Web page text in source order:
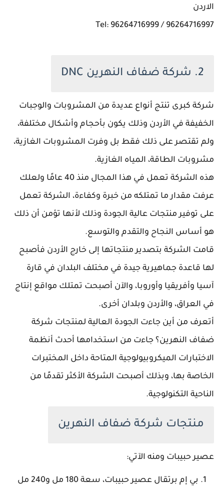
الاردن
Tel: 96264716999 / 96264716997
2. شركة ضفاف النهرين DNC
شركة كبرى تنتج أنواع عديدة من المشروبات والوجبات
الخفيفة في الأردن وذلك يكون بأحجام وأشكال مختلفة،
ولم تقتصر على ذلك فقط بل وفرت المشروبات الغازية،
مشروبات الطاقة، المياه الغازية.
هذه الشركة تعمل في هذا المجال منذ 40 عامًا ولعلك
عرفت مقدار ما تمتلكه من خبرة وكفاءة، الشركة تعمل
على توفير منتجات عالية الجودة وذلك لأنها تؤمن أن ذلك
هو أساس النجاح والتقدم والتوسع.
قامت الشركة بتصدير منتجاتها إلى خارج الأردن فأصبح
لها قاعدة جماهيرية جيدة في مختلف البلدان في قارة
آسيا وأفريقيا وأوروبا، والآن أصبحت تمتلك مواقع إنتاج
في العراق، والأردن وبلدان أخرى.
أتعرف من أين جاءت الجودة العالية لمنتجات شركة
ضفاف النهرين؟ جاءت من استخدامها أحدث أنظمة
الاختبارات الميكروبيولوجية المتاحة داخل المختبرات
الخاصة بها، وبذلك أصبحت الشركة الأكثر تقدمًا من
الناحية التكنولوجية.
منتجات شركة ضفاف النهرين
عصير حبيبات ومنه الآتي:
بي إم برتقال عصير حبيبات، سعة 180 مل و240 مل